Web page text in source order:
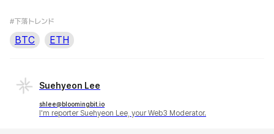
#下落トレンド
BTC ETH
Suehyeon Lee
shlee@bloomingbit.io
I'm reporter Suehyeon Lee, your Web3 Moderator.